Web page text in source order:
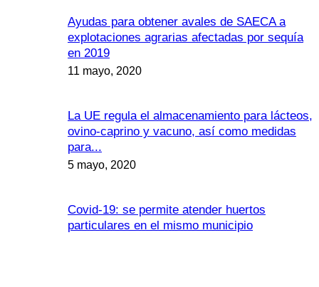
Ayudas para obtener avales de SAECA a
explotaciones agrarias afectadas por sequía
en 2019
11 mayo, 2020
La UE regula el almacenamiento para lácteos,
ovino-caprino y vacuno, así como medidas
para...
5 mayo, 2020
Covid-19: se permite atender huertos
particulares en el mismo municipio